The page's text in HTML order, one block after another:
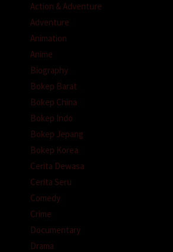
Action & Adventure
Adventure
Animation
Anime
Biography
Bokep Barat
Bokep China
Bokep Indo
Bokep Jepang
Bokep Korea
Cerita Dewasa
Cerita Seru
Comedy
Crime
Documentary
Drama